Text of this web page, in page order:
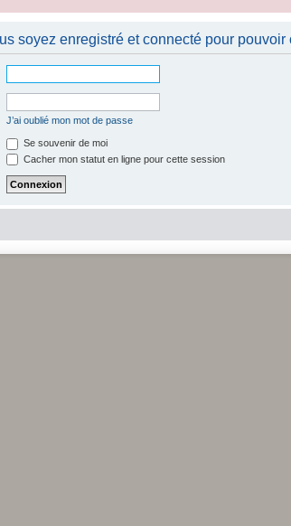
soyez enregistré et connecté pour
J’ai oublié mon mot de passe
Se souvenir de moi
Cacher mon statut en ligne pour cette session